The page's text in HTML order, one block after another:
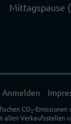
Mittagspause
Anmelden
CO2-Emissionen
allen